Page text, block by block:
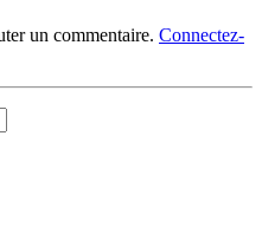
un commentaire. Connectez-